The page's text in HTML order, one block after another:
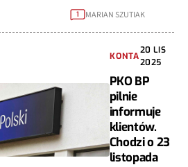
1 MARIAN SZUTIAK
KONTA
20 LIS
2025
PKO BP
pilnie
informuje
klientów.
Chodzi o 23
listopada